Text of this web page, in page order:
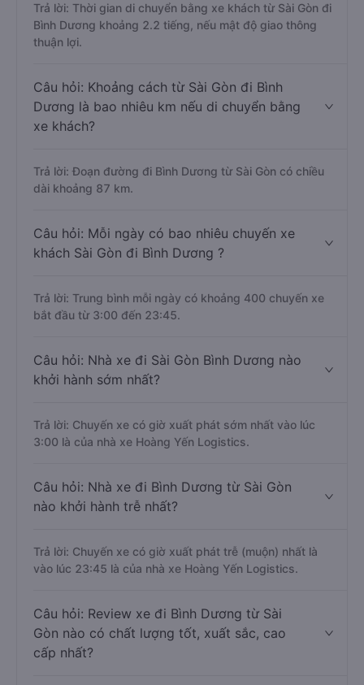
Trả lời: Thời gian di chuyển bằng xe khách từ Sài Gòn đi
Bình Dương khoảng 2.2 tiếng, nếu mật độ giao thông
thuận lợi.
Câu hỏi: Khoảng cách từ Sài Gòn đi Bình
Dương là bao nhiêu km nếu di chuyển bằng
xe khách?
Trả lời: Đoạn đường đi Bình Dương từ Sài Gòn có chiều
dài khoảng 87 km.
Câu hỏi: Mỗi ngày có bao nhiêu chuyến xe
khách Sài Gòn đi Bình Dương ?
Trả lời: Trung bình mỗi ngày có khoảng 400 chuyến xe
bắt đầu từ 3:00 đến 23:45.
Câu hỏi: Nhà xe đi Sài Gòn Bình Dương nào
khởi hành sớm nhất?
Trả lời: Chuyến xe có giờ xuất phát sớm nhất vào lúc
3:00 là của nhà xe Hoàng Yến Logistics.
Câu hỏi: Nhà xe đi Bình Dương từ Sài Gòn
nào khởi hành trễ nhất?
Trả lời: Chuyến xe có giờ xuất phát trễ (muộn) nhất là
vào lúc 23:45 là của nhà xe Hoàng Yến Logistics.
Câu hỏi: Review xe đi Bình Dương từ Sài
Gòn nào có chất lượng tốt, xuất sắc, cao
cấp nhất?